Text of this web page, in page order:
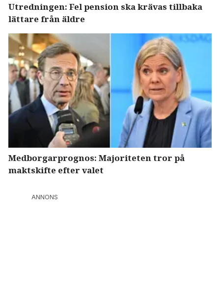
Utredningen: Fel pension ska krävas tillbaka
lättare från äldre
Medborgarprognos: Majoriteten tror på
maktskifte efter valet
ANNONS